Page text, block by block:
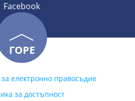
Facebook
ГОРЕ
електронно правосъдие
за достъпност